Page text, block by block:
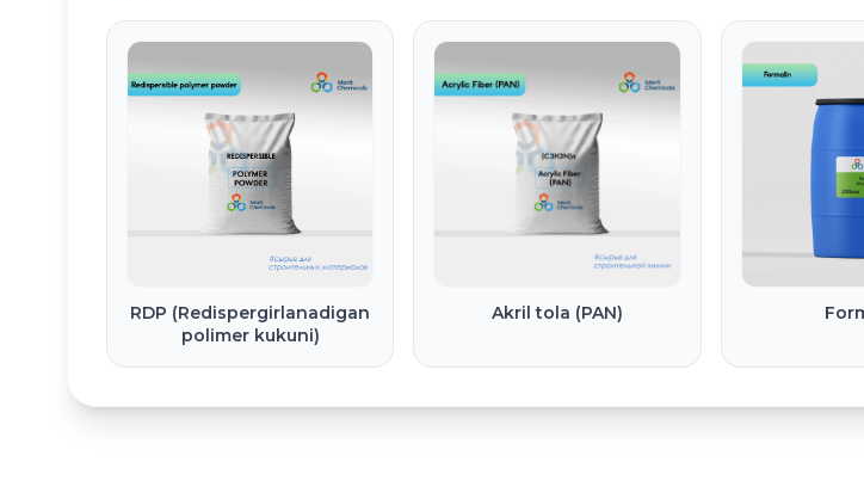
RDP (Redispergirlanadigan
polimer kukuni)
Akril tola (PAN)